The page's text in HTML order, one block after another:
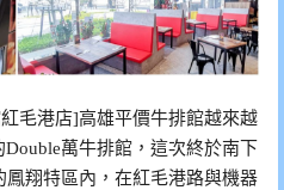
毛港店]高雄平價牛排館越來越
萬牛排館，這次終於南下
翔特區內，在紅毛港路與機器